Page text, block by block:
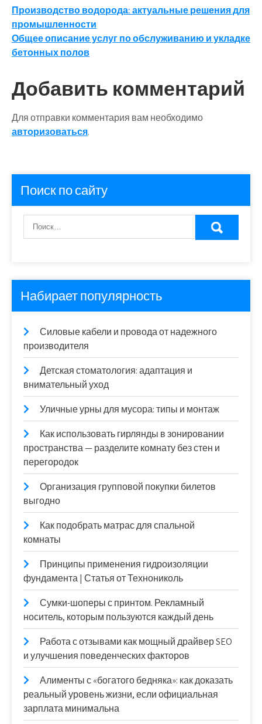
Навигация
по
записям
Производство водорода: актуальные решения для
промышленности
Общее описание услуг по обслуживанию и укладке
бетонных полов
Добавить комментарий
Для отправки комментария вам необходимо
авторизоваться.
Поиск по сайту
Набирает популярность
Силовые кабели и провода от надежного
производителя
Детская стоматология: адаптация и
внимательный уход
Уличные урны для мусора: типы и монтаж
Как использовать гирлянды в зонировании
пространства — разделите комнату без стен и
перегородок
Организация групповой покупки билетов
выгодно
Как подобрать матрас для спальной
комнаты
Принципы применения гидроизоляции
фундамента | Статья от Технониколь
Сумки-шоперы с принтом. Рекламный
носитель, которым пользуются каждый день
Работа с отзывами как мощный драйвер SEO
и улучшения поведенческих факторов
Алименты с «богатого бедняка»: как доказать
реальный уровень жизни, если официальная
зарплата минимальна